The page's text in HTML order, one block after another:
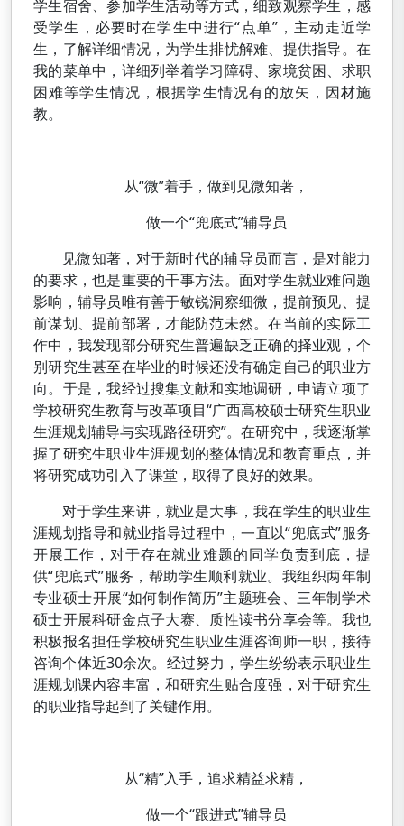
学生宿舍、参加学生活动等方式，细致观察学生，感
受学生，必要时在学生中进行“点单”，主动走近学
生，了解详细情况，为学生排忧解难、提供指导。在
我的菜单中，详细列举着学习障碍、家境贫困、求职
困难等学生情况，根据学生情况有的放矢，因材施
教。
从“微”着手，做到见微知著，
做一个“兜底式”辅导员
见微知著，对于新时代的辅导员而言，是对能力
的要求，也是重要的干事方法。面对学生就业难问题
影响，辅导员唯有善于敏锐洞察细微，提前预见、提
前谋划、提前部署，才能防范未然。在当前的实际工
作中，我发现部分研究生普遍缺乏正确的择业观，个
别研究生甚至在毕业的时候还没有确定自己的职业方
向。于是，我经过搜集文献和实地调研，申请立项了
学校研究生教育与改革项目“广西高校硕士研究生职业
生涯规划辅导与实现路径研究”。在研究中，我逐渐掌
握了研究生职业生涯规划的整体情况和教育重点，并
将研究成功引入了课堂，取得了良好的效果。
对于学生来讲，就业是大事，我在学生的职业生
涯规划指导和就业指导过程中，一直以“兜底式”服务
开展工作，对于存在就业难题的同学负责到底，提
供“兜底式”服务，帮助学生顺利就业。我组织两年制
专业硕士开展“如何制作简历”主题班会、三年制学术
硕士开展科研金点子大赛、质性读书分享会等。我也
积极报名担任学校研究生职业生涯咨询师一职，接待
咨询个体近30余次。经过努力，学生纷纷表示职业生
涯规划课内容丰富，和研究生贴合度强，对于研究生
的职业指导起到了关键作用。
从“精”入手，追求精益求精，
做一个“跟进式”辅导员